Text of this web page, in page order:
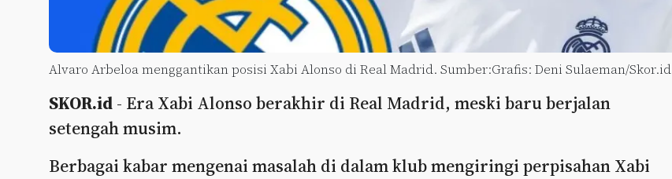
Alvaro Arbeloa menggantikan posisi Xabi Alonso di Real Madrid. Sumber:Grafis: Deni Sulaeman/Skor.id
SKOR.id - Era Xabi Alonso berakhir di Real Madrid, meski baru berjalan
setengah musim.
Berbagai kabar mengenai masalah di dalam klub mengiringi perpisahan Xabi